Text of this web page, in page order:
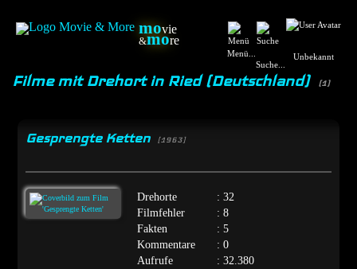
movie
&more
Menü...
Suche...
Unbekannt
Filme mit Drehort in Ried (Deutschland) (1)
Gesprengte Ketten [1963]
Drehorte
: 32
Filmfehler
: 8
Fakten
: 5
Kommentare
: 0
Aufrufe
: 32.380